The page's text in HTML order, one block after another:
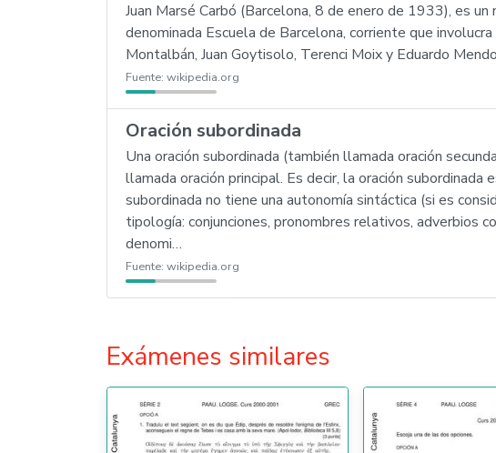
Juan Marsé Carbó (Barcelona, 8 de enero de 1933), es
denominada Escuela de Barcelona, corriente que
Montalbán, Juan Goytisolo, Terenci Moix y Eduardo
Fuente: wikipedia.org
Oración subordinada
Una oración subordinada (también llamada oración
llamada oración principal. Es decir, la oración
subordinada no tiene una autonomía sintáctica (si es
tipología: conjunciones, pronombres relativos, adverbios
denomi…
Fuente: wikipedia.org
Exámenes similares